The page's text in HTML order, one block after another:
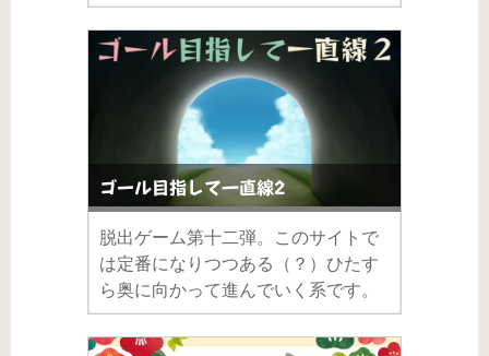
ゴール目指して一直線2
脱出ゲーム第十二弾。このサイトで
は定番になりつつある（？）ひたす
ら奥に向かって進んでいく系です。